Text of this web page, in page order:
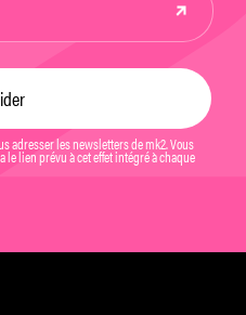
adresser les newsletters de mk2. Vous
lien prévu à cet effet intégré à chaque